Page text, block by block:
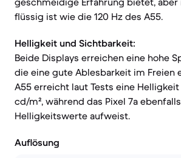
flüssig ist wie die 120 Hz des A55.
Helligkeit und Sichtbarkeit:
Beide Displays erreichen eine hohe
die eine gute Ablesbarkeit im Freien
A55 erreicht laut Tests eine Helligkeit
cd/m², während das Pixel 7a
Helligkeitswerte aufweist.
Auflösung